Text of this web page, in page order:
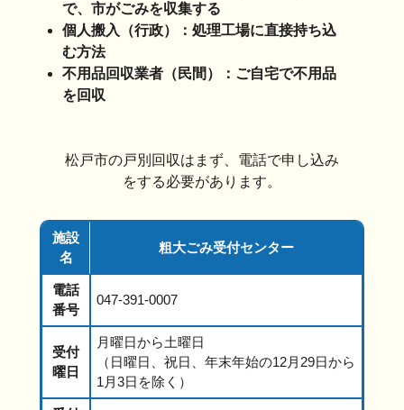
で、市がごみを収集する
個人搬入（行政）：処理工場に直接持ち込
む方法
不用品回収業者（民間）：ご自宅で不用品
を回収
松戸市の戸別回収はまず、電話で申し込み
をする必要があります。
施設
名
粗大ごみ受付センター
電話
番号
047-391-0007
受付
曜日
月曜日から土曜日
（日曜日、祝日、年末年始の12月29日から
1月3日を除く）